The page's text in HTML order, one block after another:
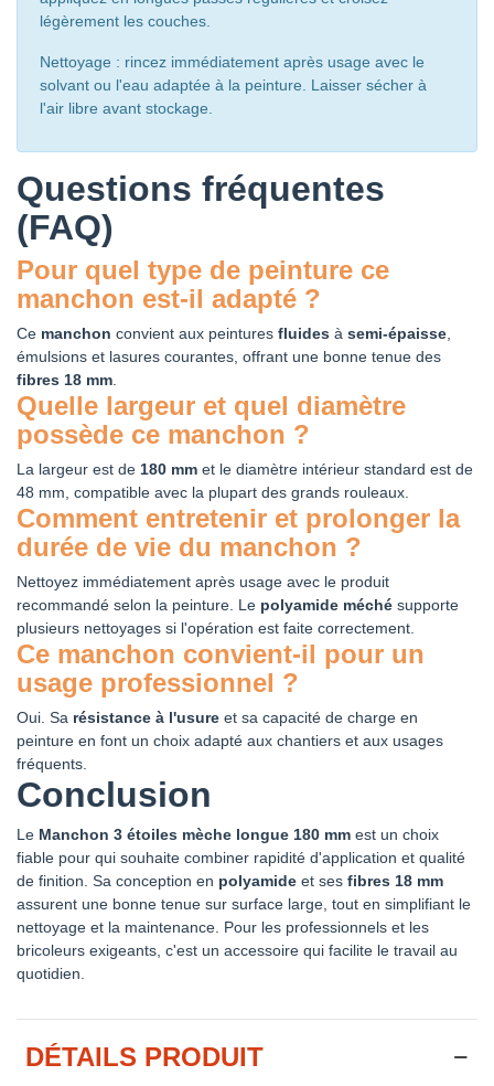
légèrement les couches.
Nettoyage : rincez immédiatement après usage avec le
solvant ou l'eau adaptée à la peinture. Laisser sécher à
l'air libre avant stockage.
Questions fréquentes
(FAQ)
Pour quel type de peinture ce
manchon est-il adapté ?
Ce manchon convient aux peintures fluides à semi-épaisse
émulsions et lasures courantes, offrant une bonne tenue des
fibres 18 mm
Quelle largeur et quel diamètre
possède ce manchon ?
La largeur est de 180 mm et le diamètre intérieur standard est de
48 mm, compatible avec la plupart des grands rouleaux.
Comment entretenir et prolonger la
durée de vie du manchon ?
Nettoyez immédiatement après usage avec le produit
recommandé selon la peinture. Le polyamide méché supporte
plusieurs nettoyages si l'opération est faite correctement.
Ce manchon convient-il pour un
usage professionnel ?
Oui. Sa résistance à l'usure et sa capacité de charge en
peinture en font un choix adapté aux chantiers et aux usages
fréquents.
Conclusion
Le Manchon 3 étoiles mèche longue 180 mm est un choix
fiable pour qui souhaite combiner rapidité d'application et qualité
de finition. Sa conception en polyamide et ses fibres 18 mm
assurent une bonne tenue sur surface large, tout en simplifiant le
nettoyage et la maintenance. Pour les professionnels et les
bricoleurs exigeants, c'est un accessoire qui facilite le travail au
quotidien.
DÉTAILS PRODUIT